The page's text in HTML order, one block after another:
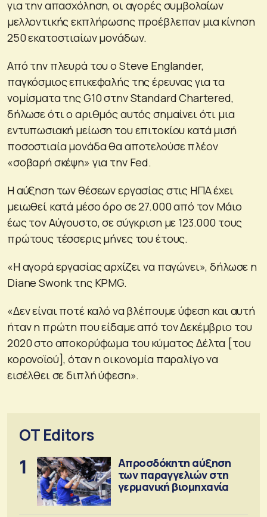
για την απασχόληση, οι αγορές συμβολαίων
μελλοντικής εκπλήρωσης προέβλεπαν μια κίνηση
250 εκατοστιαίων μονάδων.
Από την πλευρά του ο Steve Englander,
παγκόσμιος επικεφαλής της έρευνας για τα
νομίσματα της G10 στην Standard Chartered,
δήλωσε ότι ο αριθμός αυτός σημαίνει ότι μια
εντυπωσιακή μείωση του επιτοκίου κατά μισή
ποσοστιαία μονάδα θα αποτελούσε πλέον
«σοβαρή σκέψη» για την Fed.
Η αύξηση των θέσεων εργασίας στις ΗΠΑ έχει
μειωθεί κατά μέσο όρο σε 27.000 από τον Μάιο
έως τον Αύγουστο, σε σύγκριση με 123.000 τους
πρώτους τέσσερις μήνες του έτους.
«Η αγορά εργασίας αρχίζει να παγώνει», δήλωσε η
Diane Swonk της KPMG.
«Δεν είναι ποτέ καλό να βλέπουμε ύφεση και αυτή
ήταν η πρώτη που είδαμε από τον Δεκέμβριο του
2020 στο αποκορύφωμα του κύματος Δέλτα [του
κορονοϊού], όταν η οικονομία παραλίγο να
εισέλθει σε διπλή ύφεση».
OT Editors
1
Απροσδόκητη αύξηση
των παραγγελιών στη
γερμανική βιομηχανία